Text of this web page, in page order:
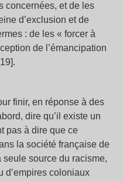
concernées, et de les
d’exclusion et de
: de les « forcer à
de l’émancipation
finir, en réponse à des
dire qu’il existe un
pas à dire que ce
la société française de
source du racisme,
d’empires coloniaux